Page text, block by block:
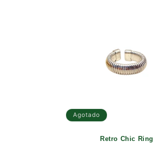
Agotado
Retro Chic Ring